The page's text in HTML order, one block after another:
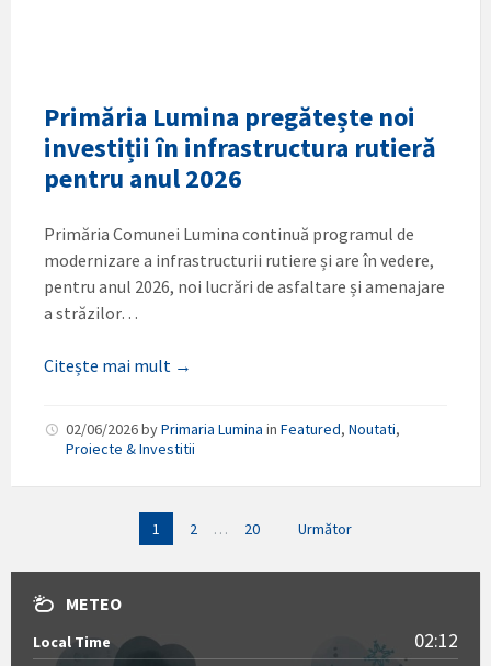
Primăria Lumina pregătește noi
investiții în infrastructura rutieră
pentru anul 2026
Primăria Comunei Lumina continuă programul de
modernizare a infrastructurii rutiere și are în vedere,
pentru anul 2026, noi lucrări de asfaltare și amenajare
a străzilor…
Citește mai mult →
02/06/2026byPrimaria Lumina in Featured, Noutati,
Proiecte & Investitii
1 2 … 20 Următor
METEO
Local Time 02:12